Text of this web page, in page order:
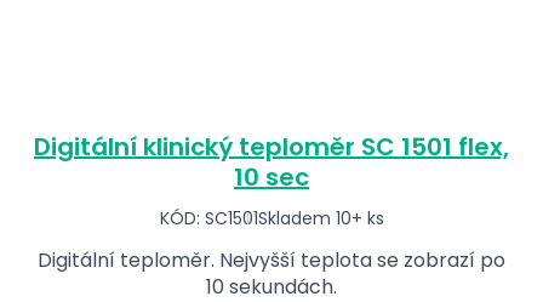
Digitální klinický teploměr SC 1501 flex,
10 sec
KÓD: SC1501Skladem 10+ ks
Digitální teploměr. Nejvyšší teplota se zobrazí po
10 sekundách.